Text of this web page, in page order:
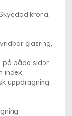
krona,
glasring,
på båda sidor
index
uppdragning,